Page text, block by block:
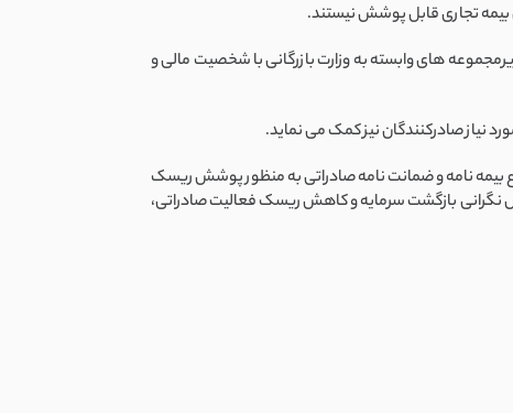
تجاری قابل پوشش نیستند.
های وابسته به وزارت بازرگانی با شخصیت مالی و
نیاز صادرکنندگان نیز کمک می نماید.
بیمه نامه و ضمانت نامه صادراتی به منظور پوشش ریسک
نگرانی بازگشت سرمایه و کاهش ریسک فعالیت صادراتی،